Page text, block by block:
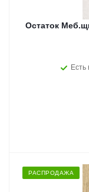
Остаток
Есть
РАСПРОДАЖА